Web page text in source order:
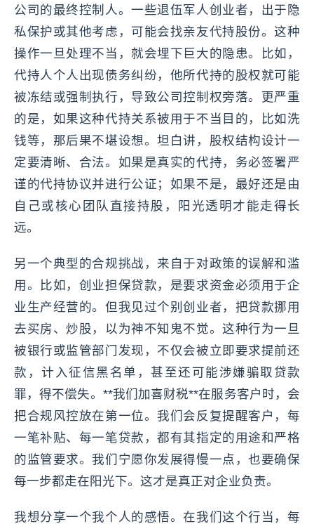
公司的最终控制人。一些退伍军人创业者，出于隐
私保护或其他考虑，可能会找亲友代持股份。这种
操作一旦处理不当，就会埋下巨大的隐患。比如，
代持人个人出现债务纠纷，他所代持的股权就可能
被冻结或强制执行，导致公司控制权旁落。更严重
的是，如果这种代持关系被用于不当目的，比如洗
钱等，那后果不堪设想。坦白讲，股权结构设计一
定要清晰、合法。如果是真实的代持，务必签署严
谨的代持协议并进行公证；如果不是，最好还是由
自己或核心团队直接持股，阳光透明才能走得长
远。
另一个典型的合规挑战，来自于对政策的误解和滥
用。比如，创业担保贷款，是要求资金必须用于企
业生产经营的。但我见过个别创业者，把贷款挪用
去买房、炒股，以为神不知鬼不觉。这种行为一旦
被银行或监管部门发现，不仅会被立即要求提前还
款，计入征信黑名单，甚至还可能涉嫌骗取贷款
罪，得不偿失。**我们加喜财税**在服务客户时，会
把合规风控放在第一位。我们会反复提醒客户，每
一笔补贴、每一笔贷款，都有其指定的用途和严格
的监管要求。我们宁愿你发展得慢一点，也要确保
每一步都走在阳光下。这才是真正对企业负责。
我想分享一个我个人的感悟。在我们这个行当，每